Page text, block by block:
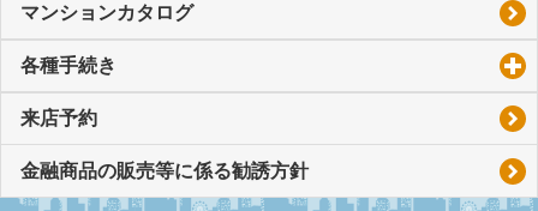
マンションカタログ
各種手続き
来店予約
金融商品の販売等に係る勧誘方針